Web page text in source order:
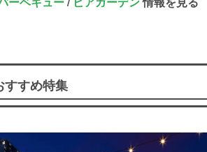
すすめ特集